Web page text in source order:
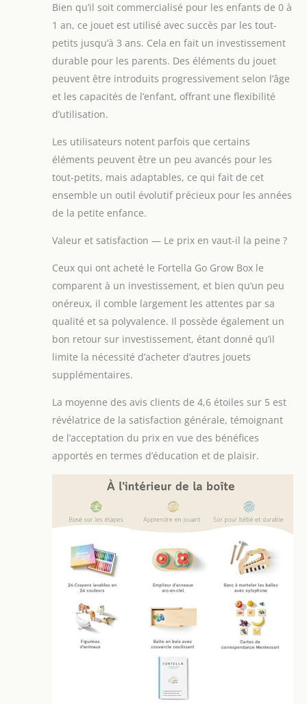
Bien qu’il soit commercialisé pour les enfants de 0 à
1 an, ce jouet est utilisé avec succès par les tout-
petits jusqu’à 3 ans. Cela en fait un investissement
durable pour les parents. Des éléments du jouet
peuvent être introduits progressivement selon l’âge
et les capacités de l’enfant, offrant une flexibilité
d’utilisation.
Les utilisateurs notent parfois que certains
éléments peuvent être un peu avancés pour les
tout-petits, mais adaptables, ce qui fait de cet
ensemble un outil évolutif précieux pour les années
de la petite enfance.
Valeur et satisfaction — Le prix en vaut-il la peine ?
Ceux qui ont acheté le Fortella Go Grow Box le
comparent à un investissement, et bien qu’un peu
onéreux, il comble largement les attentes par sa
qualité et sa polyvalence. Il possède également un
bon retour sur investissement, étant donné qu’il
limite la nécessité d’acheter d’autres jouets
supplémentaires.
La moyenne des avis clients de 4,6 étoiles sur 5 est
révélatrice de la satisfaction générale, témoignant
de l’acceptation du prix en vue des bénéfices
apportés en termes d’éducation et de plaisir.